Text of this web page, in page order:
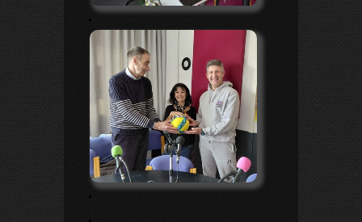
.
.
.